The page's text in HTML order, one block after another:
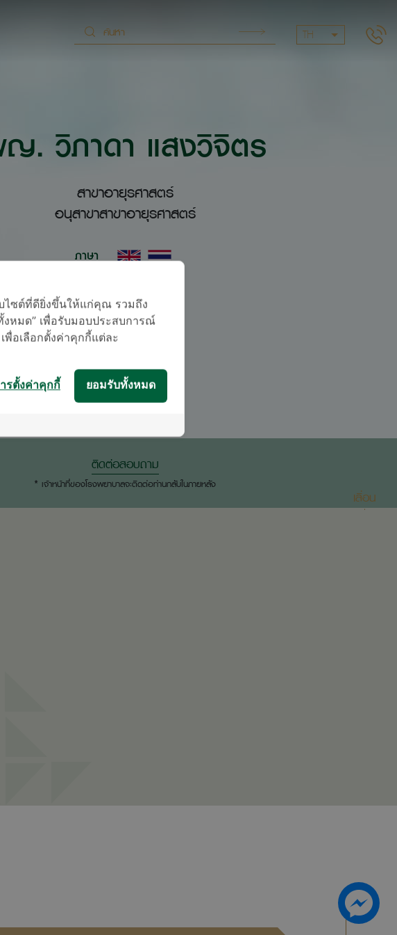
TH
. วิภาดา แสงวิจิตร
สาขาอายุรศาสตร์
อนุสาขาสาขาอายุรศาสตร์
ภาษา
ติดต่อสอบถาม
* เจ้าหน้าที่ของโรงพยาบาลจะติดต่อท่านกลับในภายหลัง
เลื่อน
ไซต์ที่ดียิ่งขึ้นให้แก่คุณ รวมถึง
หมด” เพื่อรับมอบประสบการณ์
พื่อเลือกตั้งค่าคุกกี้แต่ละ
ยอมรับทั้งหมด
รตั้งค่าคุกกี้